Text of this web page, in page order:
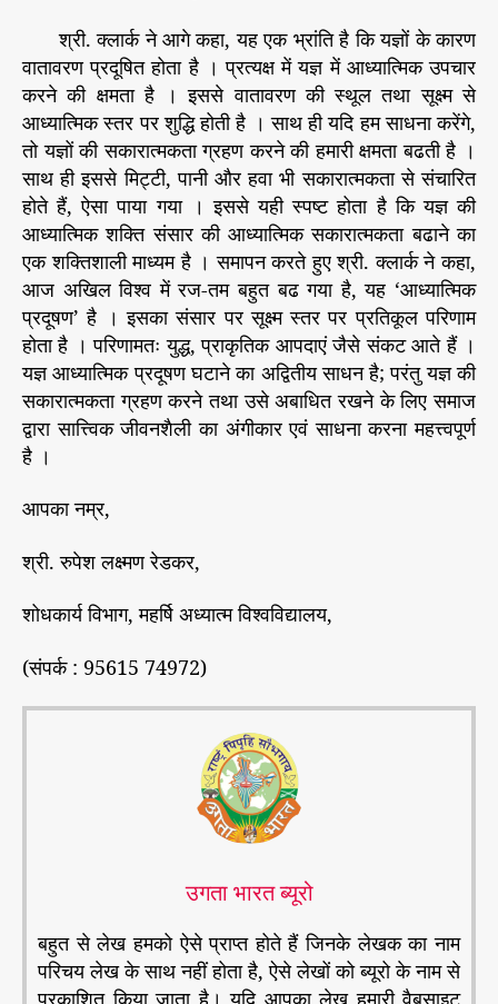
श्री. क्लार्क ने आगे कहा, यह एक भ्रांति है कि यज्ञों के कारण
वातावरण प्रदूषित होता है । प्रत्यक्ष में यज्ञ में आध्यात्मिक उपचार
करने की क्षमता है । इससे वातावरण की स्थूल तथा सूक्ष्म से
आध्यात्मिक स्तर पर शुद्धि होती है । साथ ही यदि हम साधना करेंगे,
तो यज्ञों की सकारात्मकता ग्रहण करने की हमारी क्षमता बढती है ।
साथ ही इससे मिट्टी, पानी और हवा भी सकारात्मकता से संचारित
होते हैं, ऐसा पाया गया । इससे यही स्पष्ट होता है कि यज्ञ की
आध्यात्मिक शक्ति संसार की आध्यात्मिक सकारात्मकता बढाने का
एक शक्तिशाली माध्यम है । समापन करते हुए श्री. क्लार्क ने कहा,
आज अखिल विश्‍व में रज-तम बहुत बढ गया है, यह ‘आध्यात्मिक
प्रदूषण’ है । इसका संसार पर सूक्ष्म स्तर पर प्रतिकूल परिणाम
होता है । परिणामतः युद्ध, प्राकृतिक आपदाएं जैसे संकट आते हैं ।
यज्ञ आध्यात्मिक प्रदूषण घटाने का अद्वितीय साधन है; परंतु यज्ञ की
सकारात्मकता ग्रहण करने तथा उसे अबाधित रखने के लिए समाज
द्वारा सात्त्विक जीवनशैली का अंगीकार एवं साधना करना महत्त्वपूर्ण
है ।
आपका नम्र,
श्री. रुपेश लक्ष्मण रेडकर,
शोधकार्य विभाग, महर्षि अध्यात्म विश्‍वविद्यालय,
(संपर्क : 95615 74972)
उगता भारत ब्यूरो
बहुत से लेख हमको ऐसे प्राप्त होते हैं जिनके लेखक का नाम
परिचय लेख के साथ नहीं होता है, ऐसे लेखों को ब्यूरो के नाम से
प्रकाशित किया जाता है। यदि आपका लेख हमारी वैबसाइट